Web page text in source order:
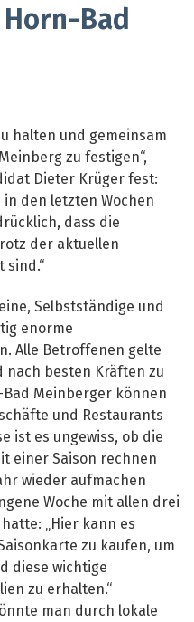
Bad
halten und gemeinsam
zu festigen“,
Dieter Krüger fest:
in den letzten Wochen
dass die
der aktuellen
sind.“
Selbstständige und
enorme
Alle Betroffenen gelte
nach besten Kräften zu
Meinberger können
und Restaurants
ist es ungewiss, ob die
einer Saison rechnen
wieder aufmachen
Woche mit allen drei
„Hier kann es
zu kaufen, um
diese wichtige
zu erhalten.“
man durch lokale